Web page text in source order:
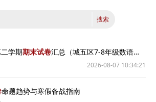
搜索
学期期末试卷汇总（城五区7-8年级数语英）无答案
2026-08-07 10:34:21
命题趋势与寒假备战指南